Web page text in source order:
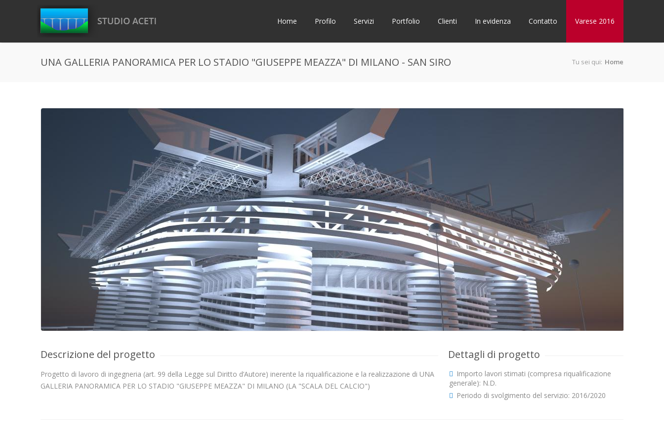
Home Profilo Servizi Portfolio Clienti In evidenza Contatto Varese 2016
UNA GALLERIA PANORAMICA PER LO STADIO "GIUSEPPE MEAZZA" DI MILANO - SAN SIRO Tu sei qui: Home
Descrizione del progetto
Progetto di lavoro di ingegneria (art. 99 della Legge sul Diritto d’Autore) inerente la riqualificazione e la realizzazione di UNA
GALLERIA PANORAMICA PER LO STADIO "GIUSEPPE MEAZZA" DI MILANO (LA "SCALA DEL CALCIO")
Dettagli di progetto
Importo lavori stimati (compresa riqualificazione
generale): N.D.
Periodo di svolgimento del servizio: 2016/2020